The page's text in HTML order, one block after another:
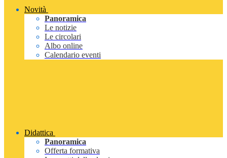
Novità
Panoramica
Le notizie
Le circolari
Albo online
Calendario eventi
Didattica
Panoramica
Offerta formativa